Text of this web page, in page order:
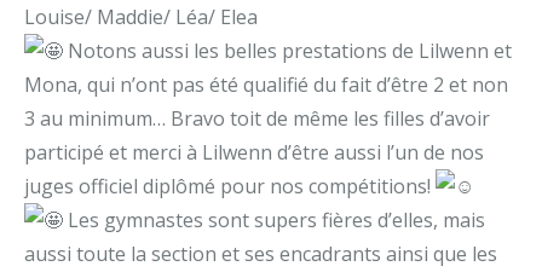
Louise/ Maddie/ Léa/ Elea
Notons aussi les belles prestations de Lilwenn et
Mona, qui n’ont pas été qualifié du fait d’être 2 et non
3 au minimum… Bravo toit de même les filles d’avoir
participé et merci à Lilwenn d’être aussi l’un de nos
juges officiel diplômé pour nos compétitions!
Les gymnastes sont supers fières d’elles, mais
aussi toute la section et ses encadrants ainsi que les